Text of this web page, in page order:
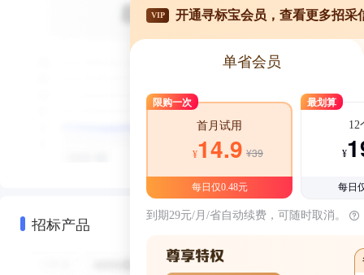
招标产品
VIP 开通寻标宝会员，查看更多招采
单省会员
限购一次
首月试用
¥14.9 ¥39
每日仅0.48元
最划算
12
¥
每日
到期29元/月/省自动续费，可随时取消。